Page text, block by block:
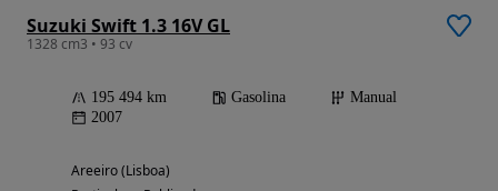
Suzuki Swift 1.3 16V GL
1328 cm3 • 93 cv
195 494 km Gasolina
Manual
2007
Areeiro (Lisboa)